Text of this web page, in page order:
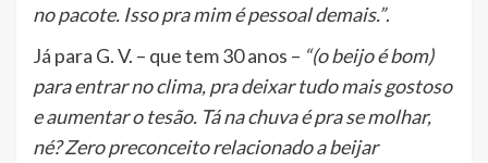
no pacote. Isso pra mim é pessoal demais.”.
Já para G. V. – que tem 30 anos – “(o beijo é bom)
para entrar no clima, pra deixar tudo mais gostoso
e aumentar o tesão. Tá na chuva é pra se molhar,
né? Zero preconceito relacionado a beijar